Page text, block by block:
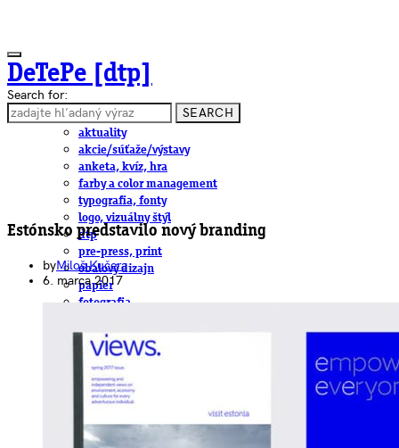
DeTePe [dtp]
ČLÁNKY
aktuality
akcie/súťaže/výstavy
anketa, kvíz, hra
farby a color management
typografia, fonty
logo, vizuálny štýl
dtp
pre-press, print
obalový dizajn
papier
fotografia
web
3D
hardware
software, mobilné aplikácie
na stiahnutie
obludárium
video
Search for:
SEARCH
Estónsko predstavilo nový branding
byMiloš Kučera
6. marca 2017